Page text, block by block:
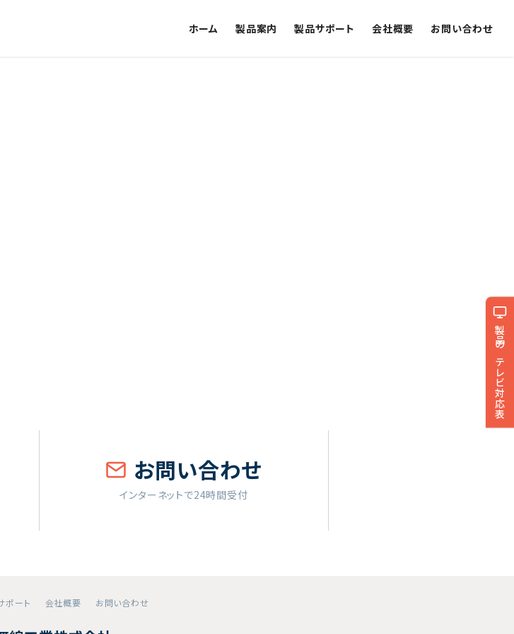
製品のテレビ対応表
ホーム 製品案内 製品サポート 会社概要 お問い合わせ
お問い合わせ
インターネットで24時間受付
ポート 会社概要 お問い合わせ